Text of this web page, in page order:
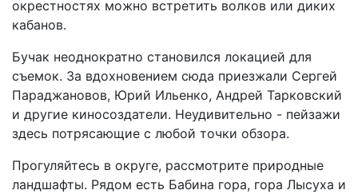
окрестностях можно встретить волков или диких
кабанов.
Бучак неоднократно становился локацией для
съемок. За вдохновением сюда приезжали Сергей
Параджановов, Юрий Ильенко, Андрей Тарковский
и другие киносоздатели. Неудивительно - пейзажи
здесь потрясающие с любой точки обзора.
Прогуляйтесь в округе, рассмотрите природные
ландшафты. Рядом есть Бабина гора, гора Лысуха и